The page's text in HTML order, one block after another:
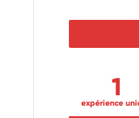
1
expérience